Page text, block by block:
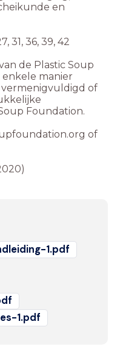
en
31, 36, 39, 42
de Plastic Soup
manier
vermenigvuldigd of
Foundation.
of
1.pdf
1.pdf